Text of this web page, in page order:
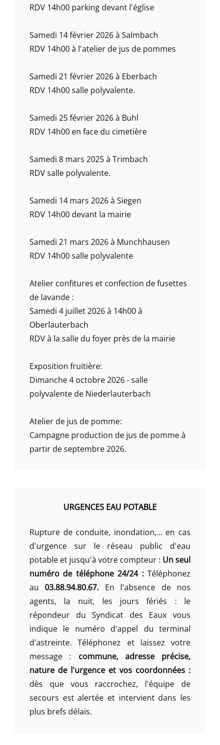
RDV 14h00 parking devant l'église
Samedi 14 février 2026 à Salmbach
RDV 14h00 à l'atelier de jus de pommes
Samedi 21 février 2026 à Eberbach
RDV 14h00 salle polyvalente.
Samedi 25 février 2026 à Buhl
RDV 14h00 en face du cimetière
Samedi 8 mars 2025 à Trimbach
RDV salle polyvalente.
Samedi 14 mars 2026 à Siegen
RDV 14h00 devant la mairie
Samedi 21 mars 2026 à Munchhausen
RDV 14h00 salle polyvalente
Atelier confitures et confection de fusettes
de lavande :
Samedi 4 juillet 2026 à 14h00 à
Oberlauterbach
RDV à la salle du foyer près de la mairie
Exposition fruitière:
Dimanche 4 octobre 2026 - salle
polyvalente de Niederlauterbach
Atelier de jus de pomme:
Campagne production de jus de pomme à
partir de septembre 2026.
URGENCES EAU POTABLE
Rupture de conduite, inondation,... en cas
d'urgence sur le réseau public d'eau
potable et jusqu'à votre compteur : Un seul
numéro de téléphone 24/24 :Téléphonez
au03.88.94.80.67. En l'absence de nos
agents, la nuit, les jours fériés : le
répondeur du Syndicat des Eaux vous
indique le numéro d'appel du terminal
d'astreinte. Téléphonez et laissez votre
message : commune, adresse précise,
nature de l'urgence et vos coordonnées :
dès que vous raccrochez, l'équipe de
secours est alertée et intervient dans les
plus brefs délais.